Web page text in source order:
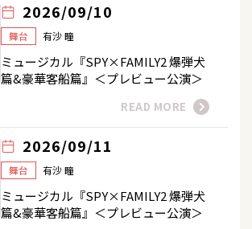
2026/09/10
舞台 有沙 瞳
ミュージカル『SPY×FAMILY2 爆弾犬
篇&豪華客船篇』＜プレビュー公演＞
READ MORE
2026/09/11
舞台 有沙 瞳
ミュージカル『SPY×FAMILY2 爆弾犬
篇&豪華客船篇』＜プレビュー公演＞